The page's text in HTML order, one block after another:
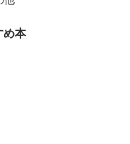
め本